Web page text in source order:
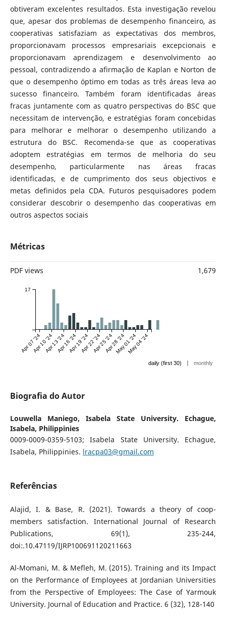
obtiveram excelentes resultados. Esta investigação revelou
que, apesar dos problemas de desempenho financeiro, as
cooperativas satisfaziam as expectativas dos membros,
proporcionavam processos empresariais excepcionais e
proporcionavam aprendizagem e desenvolvimento ao
pessoal, contradizendo a afirmação de Kaplan e Norton de
que o desempenho óptimo em todas as três áreas leva ao
sucesso financeiro. Também foram identificadas áreas
fracas juntamente com as quatro perspectivas do BSC que
necessitam de intervenção, e estratégias foram concebidas
para melhorar e melhorar o desempenho utilizando a
estrutura do BSC. Recomenda-se que as cooperativas
adoptem estratégias em termos de melhoria do seu
desempenho, particularmente nas áreas fracas
identificadas, e de cumprimento dos seus objectivos e
metas definidos pela CDA. Futuros pesquisadores podem
considerar descobrir o desempenho das cooperativas em
outros aspectos sociais
Métricas
PDF views 1,679
Apr 07 '24Apr 10 '24Apr 13 '24Apr 16 '24Apr 19 '24Apr 22 '24Apr 25 '24Apr 28 '24May 01 '24May 04 '24
17
daily (first 30) | monthly
Biografia do Autor
Louwella Maniego, Isabela State University. Echague,
Isabela, Philippinies
0009-0009-0359-5103; Isabela State University. Echague,
Isabela, Philippinies. lracpa03@gmail.com
Referências
Alajid, I. & Base, R. (2021). Towards a theory of coop-
members satisfaction. International Journal of Research
Publications, 69(1), 235-244,
doi:.10.47119/IJRP100691120211663
Al-Momani, M. & Mefleh, M. (2015). Training and its Impact
on the Performance of Employees at Jordanian Universities
from the Perspective of Employees: The Case of Yarmouk
University. Journal of Education and Practice. 6 (32), 128-140